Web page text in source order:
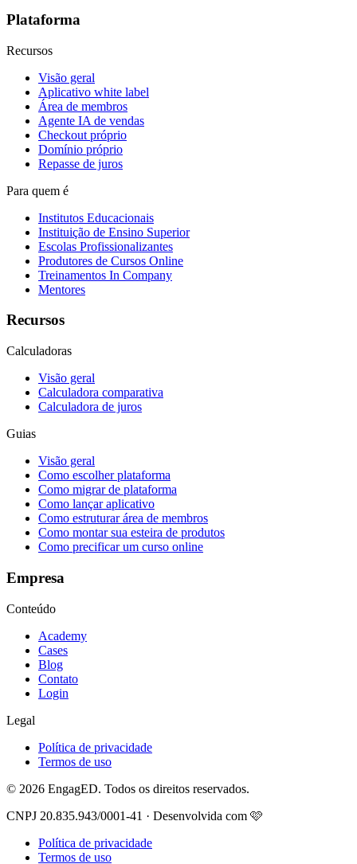
Plataforma
Recursos
Visão geral
Aplicativo white label
Área de membros
Agente IA de vendas
Checkout próprio
Domínio próprio
Repasse de juros
Para quem é
Institutos Educacionais
Instituição de Ensino Superior
Escolas Profissionalizantes
Produtores de Cursos Online
Treinamentos In Company
Mentores
Recursos
Calculadoras
Visão geral
Calculadora comparativa
Calculadora de juros
Guias
Visão geral
Como escolher plataforma
Como migrar de plataforma
Como lançar aplicativo
Como estruturar área de membros
Como montar sua esteira de produtos
Como precificar um curso online
Empresa
Conteúdo
Academy
Cases
Blog
Contato
Login
Legal
Política de privacidade
Termos de uso
© 2026 EngagED. Todos os direitos reservados.
CNPJ 20.835.943/0001-41 · Desenvolvida com 🩷
Política de privacidade
Termos de uso